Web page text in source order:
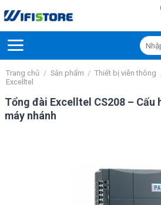
to
Tìm
kiếm:
Trang chủ / Sản phẩm / Thiết bị viễn thông
Excelltel
Tổng đài Excelltel CS208 – Cấu
máy nhánh